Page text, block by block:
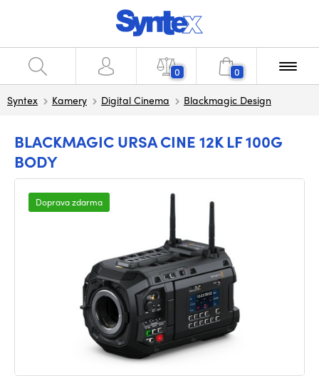
0 0
Syntex Kamery Digital Cinema Blackmagic Design
BLACKMAGIC URSA CINE 12K LF 100G
BODY
Doprava zdarma